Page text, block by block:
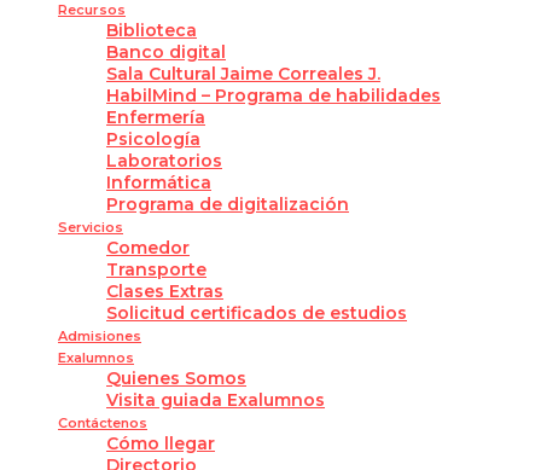
Recursos
Biblioteca
Banco digital
Sala Cultural Jaime Correales J.
HabilMind – Programa de habilidades
Enfermería
Psicología
Laboratorios
Informática
Programa de digitalización
Servicios
Comedor
Transporte
Clases Extras
Solicitud certificados de estudios
Admisiones
Exalumnos
Quienes Somos
Visita guiada Exalumnos
Contáctenos
Cómo llegar
Directorio